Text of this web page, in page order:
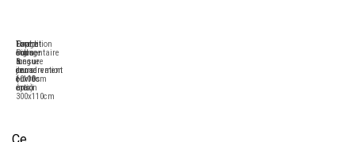
Tirage
Pigmentaire
longue
conservation
(+100
ans)
Format
sur-
mesure
de
10x10cm
à
300x110cm
Expédition
sous
6
jours
ouvrés
maxi
Contre-
collage
&
encadrement
en
option